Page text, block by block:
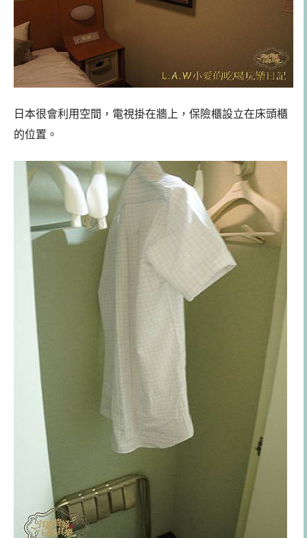
日本很會利用空間，電視掛在牆上，保險櫃設立在床頭櫃
的位置。